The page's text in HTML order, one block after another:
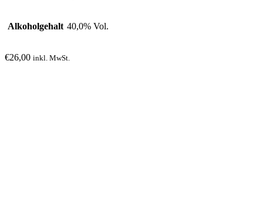
Alkoholgehalt 40,0% Vol.
€26,00 inkl. MwSt.